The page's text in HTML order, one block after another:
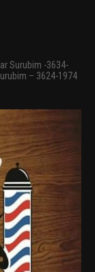
Surubim -3634-
– 3624-1974